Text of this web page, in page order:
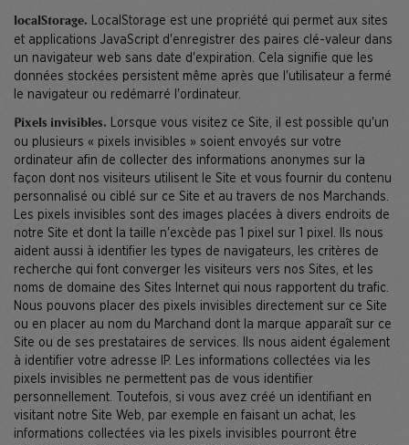
localStorage. LocalStorage est une propriété qui permet aux sites
et applications JavaScript d'enregistrer des paires clé-valeur dans
un navigateur web sans date d'expiration. Cela signifie que les
données stockées persistent même après que l'utilisateur a fermé
le navigateur ou redémarré l'ordinateur.
Pixels invisibles. Lorsque vous visitez ce Site, il est possible qu'un
ou plusieurs « pixels invisibles » soient envoyés sur votre
ordinateur afin de collecter des informations anonymes sur la
façon dont nos visiteurs utilisent le Site et vous fournir du contenu
personnalisé ou ciblé sur ce Site et au travers de nos Marchands.
Les pixels invisibles sont des images placées à divers endroits de
notre Site et dont la taille n'excède pas 1 pixel sur 1 pixel. Ils nous
aident aussi à identifier les types de navigateurs, les critères de
recherche qui font converger les visiteurs vers nos Sites, et les
noms de domaine des Sites Internet qui nous rapportent du trafic.
Nous pouvons placer des pixels invisibles directement sur ce Site
ou en placer au nom du Marchand dont la marque apparaît sur ce
Site ou de ses prestataires de services. Ils nous aident également
à identifier votre adresse IP. Les informations collectées via les
pixels invisibles ne permettent pas de vous identifier
personnellement. Toutefois, si vous avez créé un identifiant en
visitant notre Site Web, par exemple en faisant un achat, les
informations collectées via les pixels invisibles pourront être